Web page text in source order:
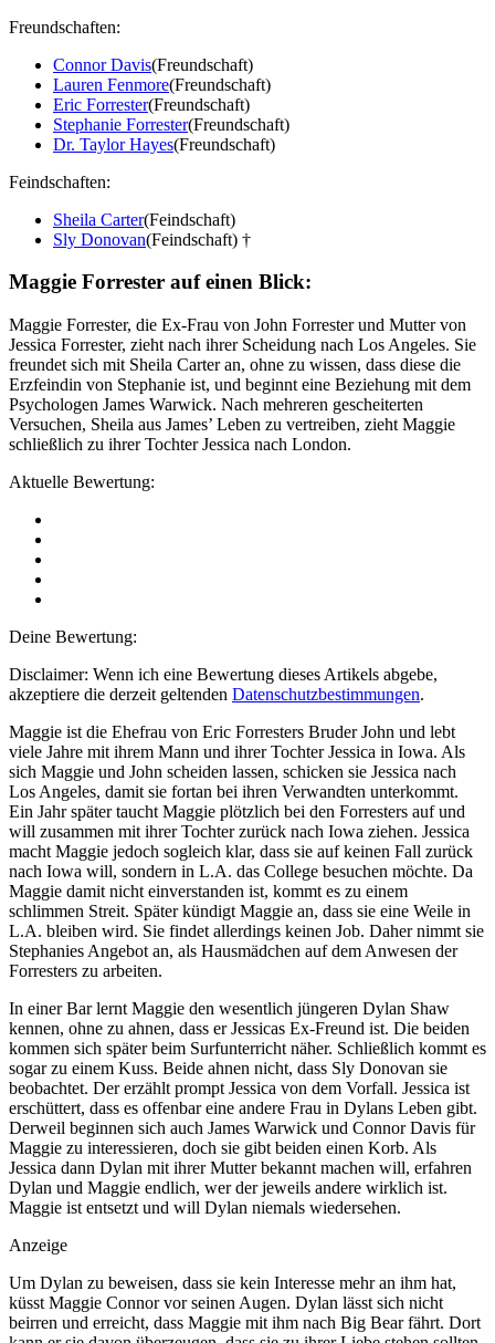
Freundschaften:
Connor Davis(Freundschaft)
Lauren Fenmore(Freundschaft)
Eric Forrester(Freundschaft)
Stephanie Forrester(Freundschaft)
Dr. Taylor Hayes(Freundschaft)
Feindschaften:
Sheila Carter(Feindschaft)
Sly Donovan(Feindschaft) †
Maggie Forrester auf einen Blick:
Maggie Forrester, die Ex-Frau von John Forrester und Mutter von
Jessica Forrester, zieht nach ihrer Scheidung nach Los Angeles. Sie
freundet sich mit Sheila Carter an, ohne zu wissen, dass diese die
Erzfeindin von Stephanie ist, und beginnt eine Beziehung mit dem
Psychologen James Warwick. Nach mehreren gescheiterten
Versuchen, Sheila aus James’ Leben zu vertreiben, zieht Maggie
schließlich zu ihrer Tochter Jessica nach London.
Aktuelle Bewertung:
Deine Bewertung:
Disclaimer: Wenn ich eine Bewertung dieses Artikels abgebe,
akzeptiere die derzeit geltenden Datenschutzbestimmungen.
Maggie ist die Ehefrau von Eric Forresters Bruder John und lebt
viele Jahre mit ihrem Mann und ihrer Tochter Jessica in Iowa. Als
sich Maggie und John scheiden lassen, schicken sie Jessica nach
Los Angeles, damit sie fortan bei ihren Verwandten unterkommt.
Ein Jahr später taucht Maggie plötzlich bei den Forresters auf und
will zusammen mit ihrer Tochter zurück nach Iowa ziehen. Jessica
macht Maggie jedoch sogleich klar, dass sie auf keinen Fall zurück
nach Iowa will, sondern in L.A. das College besuchen möchte. Da
Maggie damit nicht einverstanden ist, kommt es zu einem
schlimmen Streit. Später kündigt Maggie an, dass sie eine Weile in
L.A. bleiben wird. Sie findet allerdings keinen Job. Daher nimmt sie
Stephanies Angebot an, als Hausmädchen auf dem Anwesen der
Forresters zu arbeiten.
In einer Bar lernt Maggie den wesentlich jüngeren Dylan Shaw
kennen, ohne zu ahnen, dass er Jessicas Ex-Freund ist. Die beiden
kommen sich später beim Surfunterricht näher. Schließlich kommt es
sogar zu einem Kuss. Beide ahnen nicht, dass Sly Donovan sie
beobachtet. Der erzählt prompt Jessica von dem Vorfall. Jessica ist
erschüttert, dass es offenbar eine andere Frau in Dylans Leben gibt.
Derweil beginnen sich auch James Warwick und Connor Davis für
Maggie zu interessieren, doch sie gibt beiden einen Korb. Als
Jessica dann Dylan mit ihrer Mutter bekannt machen will, erfahren
Dylan und Maggie endlich, wer der jeweils andere wirklich ist.
Maggie ist entsetzt und will Dylan niemals wiedersehen.
Anzeige
Um Dylan zu beweisen, dass sie kein Interesse mehr an ihm hat,
küsst Maggie Connor vor seinen Augen. Dylan lässt sich nicht
beirren und erreicht, dass Maggie mit ihm nach Big Bear fährt. Dort